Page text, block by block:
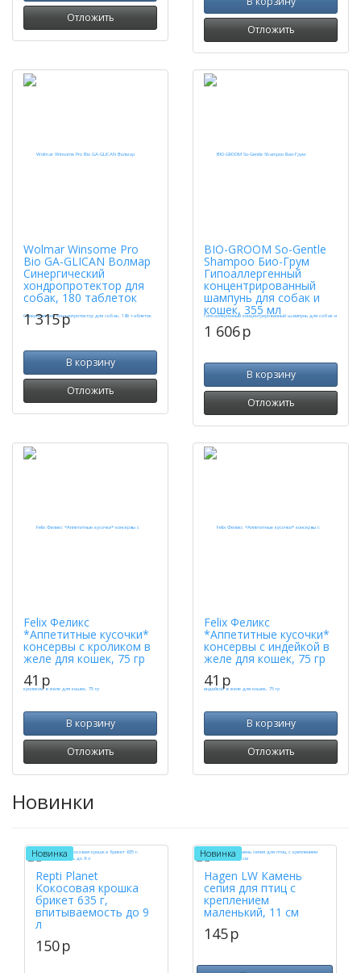
Отложить
Отложить
Wolmar Winsome Pro
Bio GA-GLICAN Волмар
Синергический
хондропротектор для
собак, 180 таблеток
1 315p
В корзину
Отложить
BIO-GROOM So-Gentle
Shampoo Био-Грум
Гипоаллергенный
концентрированный
шампунь для собак и
кошек, 355 мл
1 606p
В корзину
Отложить
Felix Феликс
*Аппетитные кусочки*
консервы с кроликом в
желе для кошек, 75 гр
41 p
В корзину
Отложить
Felix Феликс
*Аппетитные кусочки*
консервы с индейкой в
желе для кошек, 75 гр
41 p
В корзину
Отложить
Новинки
Новинка
Repti Planet
Кокосовая крошка
брикет 635 г,
впитываемость до 9
л
150p
Новинка
Hagen LW Камень
сепия для птиц с
креплением
маленький, 11 см
145p